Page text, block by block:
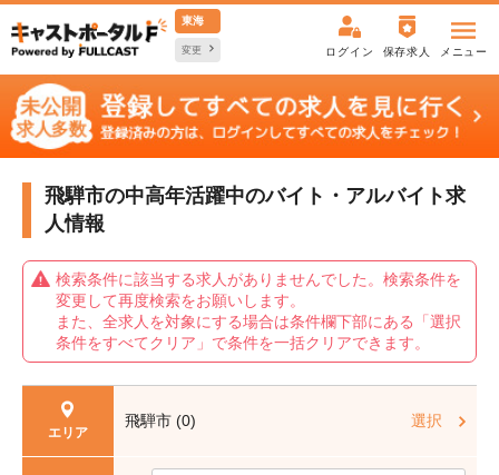
東海
変更 ログイン 保存求人 メニュー
飛騨市の中高年活躍中のバイト・アルバイト求
人情報
検索条件に該当する求人がありませんでした。検索条件を
変更して再度検索をお願いします。
また、全求人を対象にする場合は条件欄下部にある「選択
条件をすべてクリア」で条件を一括クリアできます。
エリア
飛騨市 (0) 選択